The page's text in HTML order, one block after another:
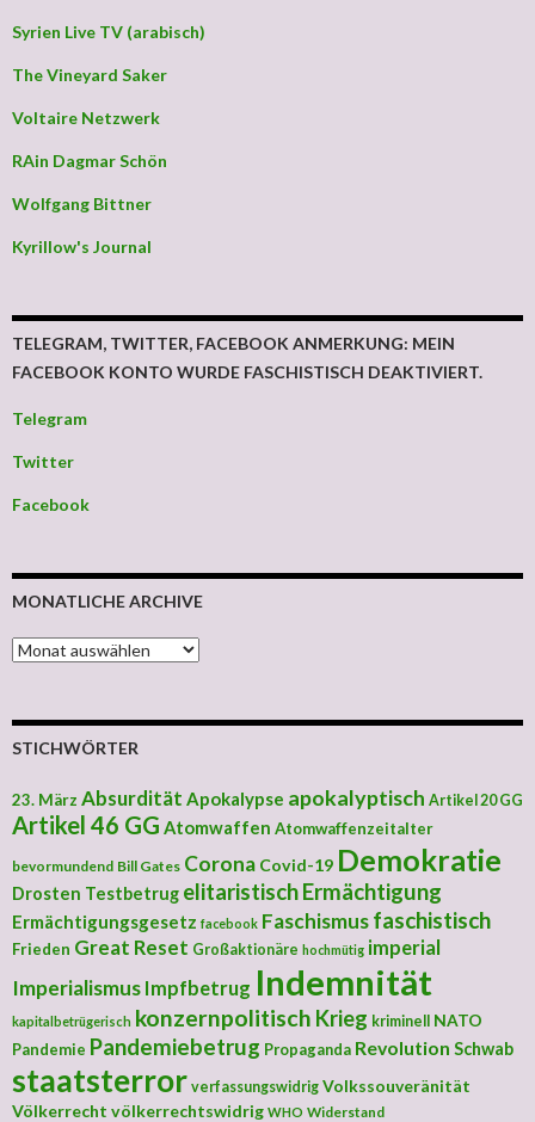
Syrien Live TV (arabisch)
The Vineyard Saker
Voltaire Netzwerk
RAin Dagmar Schön
Wolfgang Bittner
Kyrillow's Journal
TELEGRAM, TWITTER, FACEBOOK ANMERKUNG: MEIN
FACEBOOK KONTO WURDE FASCHISTISCH DEAKTIVIERT.
Telegram
Twitter
Facebook
MONATLICHE ARCHIVE
MONATLICHE ARCHIVE
STICHWÖRTER
23. März Absurdität Apokalypse apokalyptisch Artikel 20 GG
Artikel 46 GG Atomwaffen Atomwaffenzeitalter
bevormundend Bill Gates Corona Covid-19 Demokratie
Drosten Testbetrug elitaristischErmächtigung
Ermächtigungsgesetz facebook Faschismusfaschistisch
Frieden Great Reset Großaktionäre hochmütig imperial
Imperialismus Impfbetrug Indemnität
kapitalbetrügerisch konzernpolitisch Krieg kriminell
NATO
Pandemie Pandemiebetrug Propaganda Revolution Schwab
staatsterror verfassungswidrig Volkssouveränität
Völkerrecht völkerrechtswidrig WHO Widerstand